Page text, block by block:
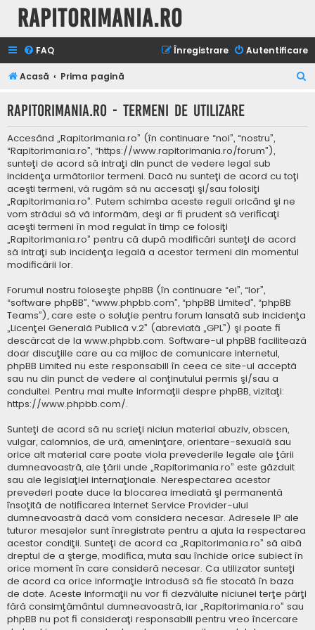
Rapitorimania.ro
FAQ Autentificare
Înregistrare
Acasă Prima pagină
t
Rapitorimania.ro - Termeni de utilizare
Accesând „Rapitorimania.ro” (în continuare “noi”, “nostru”,
“Rapitorimania.ro”, “https://www.rapitorimania.ro/forum”),
sunteţi de acord să intraţi din punct de vedere legal sub
incidenţa următorilor termeni. Dacă nu sunteţi de acord cu toţi
aceşti termeni, vă rugăm să nu accesaţi şi/sau folosiţi
„Rapitorimania.ro”. Putem schimba aceste reguli oricând şi ne
vom strădui să vă informăm, deşi ar fi prudent să verificaţi
aceşti termeni în mod regulat în timp ce folosiţi
„Rapitorimania.ro” pentru că după modificări sunteţi de acord
să intraţi sub incidenţa legală a acestor termeni din momentul
modificării lor.
Forumul nostru foloseşte phpBB (în continuare “ei”, “lor”,
“software phpBB”, “www.phpbb.com”, “phpBB Limited”, “phpBB
Teams”), care este o soluţie pentru forum lansată sub incidenţa
„Licenţei Generală Publică v.2” (abreviată „GPL”) şi poate fi
descărcat de la www.phpbb.com. Software-ul phpBB facilitează
doar discuţiile care au ca mijloc de comunicare internetul,
phpBB Limited nu este responsabill în ceea ce site-ul acceptă
sau nu din punct de vedere al conţinutului permis şi/sau a
conduitei. Pentru mai multe informaţii despre phpBB, vizitaţi:
https://www.phpbb.com/.
Sunteţi de acord să nu scrieţi niciun material abuziv, obscen,
vulgar, calomnios, de ură, ameninţare, orientare-sexuală sau
orice alt material care poate viola prevederile legale ale ţării
dumneavoastră, ale ţării unde „Rapitorimania.ro” este găzduit
sau ale legislaţiei internaţionale. Nerespectarea acestor
prevederi poate duce la blocarea imediată şi permanentă
însoţită de notificarea Internet Service Provider-ului
dumneavoastră dacă vom considera necesar. Adresele IP ale
tuturor mesajelor sunt înregistrate pentru a ajuta la respectarea
acestor condiţii. Sunteţi de acord ca „Rapitorimania.ro” să aibă
dreptul de a şterge, modifica, muta sau închide orice subiect în
orice moment în care consideră necesar. Ca utilizator sunteţi
de acord ca orice informaţie introdusă să fie stocată în baza
de date. Aceste informaţii nu vor fi dezvăluite niciunei terţe părţi
fără consimţământul dumneavoastră, iar „Rapitorimania.ro” sau
phpBB nu pot fi consideraţi responsabili pentru vreo încercare